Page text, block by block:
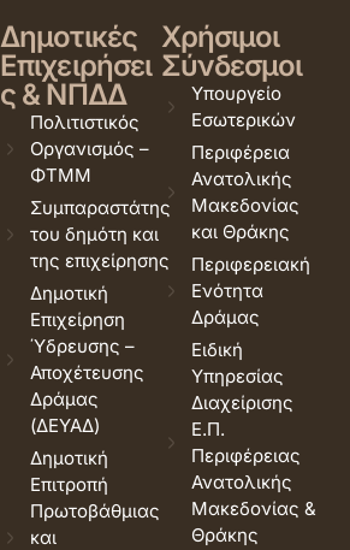
Δημοτικές
Επιχειρήσει
ς & ΝΠΔΔ
Πολιτιστικός
Οργανισμός –
ΦΤΜΜ
Συμπαραστάτης
του δημότη και
της επιχείρησης
Δημοτική
Επιχείρηση
Ύδρευσης –
Αποχέτευσης
Δράμας
(ΔΕΥΑΔ)
Δημοτική
Επιτροπή
Πρωτοβάθμιας
και
Χρήσιμοι
Σύνδεσμοι
Υπουργείο
Εσωτερικών
Περιφέρεια
Ανατολικής
Μακεδονίας
και Θράκης
Περιφερειακή
Ενότητα
Δράμας
Ειδική
Υπηρεσίας
Διαχείρισης
Ε.Π.
Περιφέρειας
Ανατολικής
Μακεδονίας &
Θράκης